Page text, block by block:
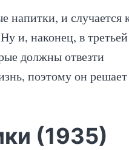
напитки, и случается
и, наконец, в
должны отвезти
поэтому он
(1935)